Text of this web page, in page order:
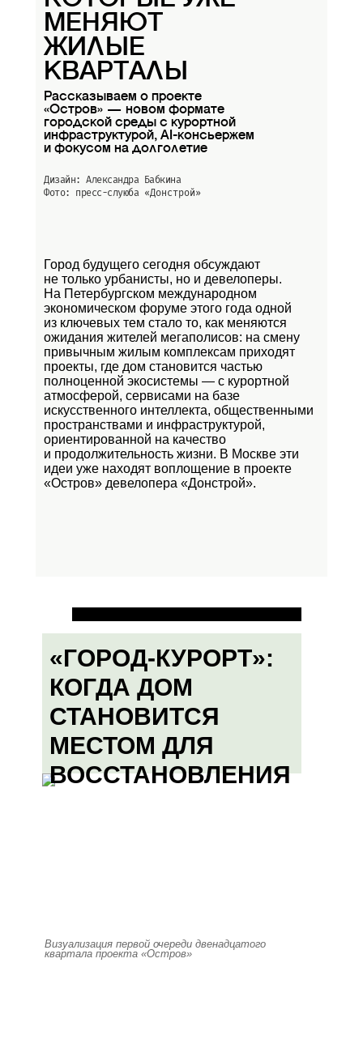
МЕНЯЮТ
ЖИЛЫЕ
КВАРТАЛЫ
Рассказываем о проекте
«Остров» — новом формате
городской среды с курортной
инфраструктурой, AI-консьержем
и фокусом на долголетие
Дизайн: Александра Бабкина
Фото: пресс-слуюба «Донстрой»
Город будущего сегодня обсуждают
не только урбанисты, но и девелоперы.
На Петербургском международном
экономическом форуме этого года одной
из ключевых тем стало то, как меняются
ожидания жителей мегаполисов: на смену
привычным жилым комплексам приходят
проекты, где дом становится частью
полноценной экосистемы — с курортной
атмосферой, сервисами на базе
искусственного интеллекта, общественными
пространствами и инфраструктурой,
ориентированной на качество
и продолжительность жизни. В Москве эти
идеи уже находят воплощение в проекте
«Остров» девелопера «Донстрой».
«ГОРОД-КУРОРТ»:
КОГДА ДОМ
СТАНОВИТСЯ
МЕСТОМ ДЛЯ
ВОССТАНОВЛЕНИЯ
Визуализация первой очереди двенадцатого
квартала проекта «Остров»